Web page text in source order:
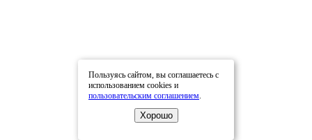
Пользуясь сайтом, вы соглашаетесь с
использованием cookies и
пользовательским соглашением.
Хорошо